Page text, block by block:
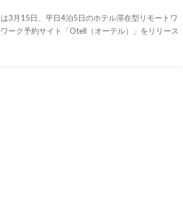
3月15日、平日4泊5日のホテル滞在型リモートワ
ーク予約サイト「Otell（オーテル）」をリリース